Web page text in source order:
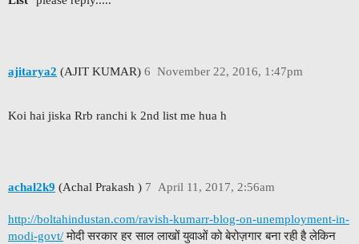
ajitarya2 (AJIT KUMAR) November 22, 2016, 1:47pm
6
Koi hai jiska Rrb ranchi k 2nd list me hua h
achal2k9 (Achal Prakash ) April 11, 2017, 2:56am
7
http://boltahindustan.com/ravish-kumarr-blog-on-unemployment-in-
modi-govt/मोदी सरकार हर साल लाखों युवाओं को बेरोज़गार बना रही है लेकिन